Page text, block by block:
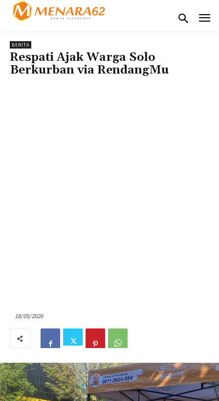
BERITA
Respati Ajak Warga Solo
Berkurban via RendangMu
18/05/2026